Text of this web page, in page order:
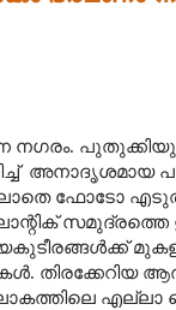
നഗരം. പുതുക്കിയും
അനാദൃശമായ
ഫോടോ
സമുദ്രത്തെ
തിരക്കേറിയ
എല്ലാ